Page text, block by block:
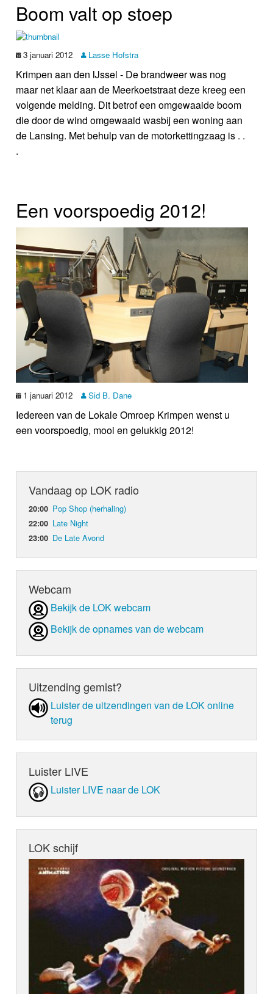
Boom valt op stoep
3 januari 2012 Lasse Hofstra
Krimpen aan den IJssel - De brandweer was nog
maar net klaar aan de Meerkoetstraat deze kreeg een
volgende melding. Dit betrof een omgewaaide boom
die door de wind omgewaaid wasbij een woning aan
de Lansing. Met behulp van de motorkettingzaag is . .
.
Een voorspoedig 2012!
1 januari 2012 Sid B. Dane
Iedereen van de Lokale Omroep Krimpen wenst u
een voorspoedig, mooi en gelukkig 2012!
Vandaag op LOK radio
20:00 Pop Shop (herhaling)
22:00 Late Night
23:00 De Late Avond
Webcam
Bekijk de LOK webcam
Bekijk de opnames van de webcam
Uitzending gemist?
Luister de uit­zen­din­gen van de LOK online
terug
Luister LIVE
Luister LIVE naar de LOK
LOK schijf